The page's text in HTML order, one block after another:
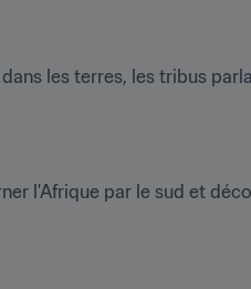
les terres, les tribus
l'Afrique par le sud et